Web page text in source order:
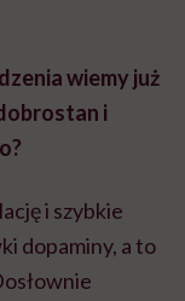
wiemy już
i
i szybkie
dopaminy, a to